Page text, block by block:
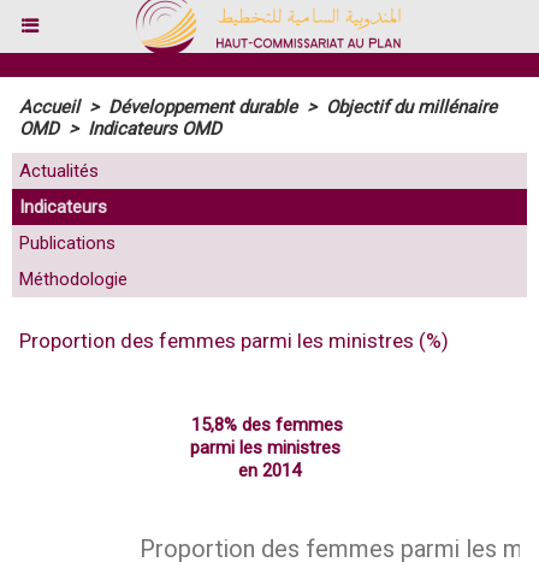
Accueil > Développement durable > Objectif du millénaire
OMD > Indicateurs OMD
Actualités
Indicateurs
Publications
Méthodologie
Proportion des femmes parmi les ministres (%)
15,8% des femmes
parmi les ministres
en 2014